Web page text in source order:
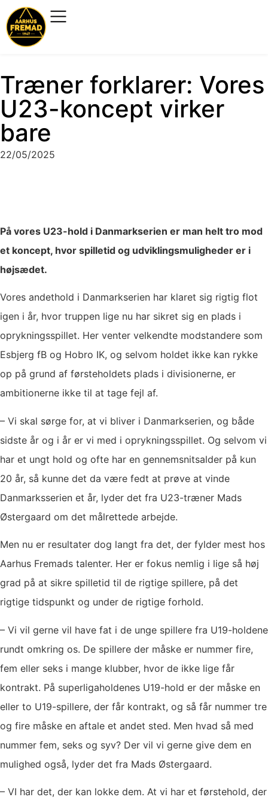
Træner forklarer: Vores
U23-koncept virker
bare
22/05/2025
På vores U23-hold i Danmarkserien er man helt tro mod
et koncept, hvor spilletid og udviklingsmuligheder er i
højsædet.
Vores andethold i Danmarkserien har klaret sig rigtig flot
igen i år, hvor truppen lige nu har sikret sig en plads i
oprykningsspillet. Her venter velkendte modstandere som
Esbjerg fB og Hobro IK, og selvom holdet ikke kan rykke
op på grund af førsteholdets plads i divisionerne, er
ambitionerne ikke til at tage fejl af.
– Vi skal sørge for, at vi bliver i Danmarkserien, og både
sidste år og i år er vi med i oprykningsspillet. Og selvom vi
har et ungt hold og ofte har en gennemsnitsalder på kun
20 år, så kunne det da være fedt at prøve at vinde
Danmarksserien et år, lyder det fra U23-træner Mads
Østergaard om det målrettede arbejde.
Men nu er resultater dog langt fra det, der fylder mest hos
Aarhus Fremads talenter. Her er fokus nemlig i lige så høj
grad på at sikre spilletid til de rigtige spillere, på det
rigtige tidspunkt og under de rigtige forhold.
– Vi vil gerne vil have fat i de unge spillere fra U19-holdene
rundt omkring os. De spillere der måske er nummer fire,
fem eller seks i mange klubber, hvor de ikke lige får
kontrakt. På superligaholdenes U19-hold er der måske en
eller to U19-spillere, der får kontrakt, og så får nummer tre
og fire måske en aftale et andet sted. Men hvad så med
nummer fem, seks og syv? Der vil vi gerne give dem en
mulighed også, lyder det fra Mads Østergaard.
– VI har det, der kan lokke dem. At vi har et førstehold, der